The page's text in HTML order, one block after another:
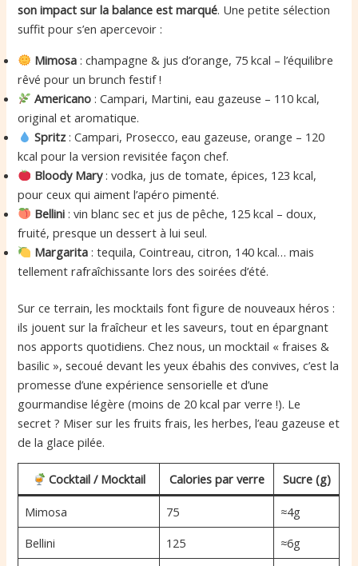
son impact sur la balance est marqué. Une petite sélection
suffit pour s’en apercevoir :
Mimosa : champagne & jus d’orange, 75 kcal – l’équilibre
rêvé pour un brunch festif !
Americano : Campari, Martini, eau gazeuse – 110 kcal,
original et aromatique.
Spritz : Campari, Prosecco, eau gazeuse, orange – 120
kcal pour la version revisitée façon chef.
Bloody Mary: vodka, jus de tomate, épices, 123 kcal,
pour ceux qui aiment l’apéro pimenté.
Bellini : vin blanc sec et jus de pêche, 125 kcal – doux,
fruité, presque un dessert à lui seul.
Margarita : tequila, Cointreau, citron, 140 kcal… mais
tellement rafraîchissante lors des soirées d’été.
Sur ce terrain, les mocktails font figure de nouveaux héros :
ils jouent sur la fraîcheur et les saveurs, tout en épargnant
nos apports quotidiens. Chez nous, un mocktail « fraises &
basilic », secoué devant les yeux ébahis des convives, c’est la
promesse d’une expérience sensorielle et d’une
gourmandise légère (moins de 20 kcal par verre !). Le
secret ? Miser sur les fruits frais, les herbes, l’eau gazeuse et
de la glace pilée.
Cocktail / Mocktail Calories par verre Sucre (g)
Mimosa 75
≈4g
Bellini
125 ≈6g